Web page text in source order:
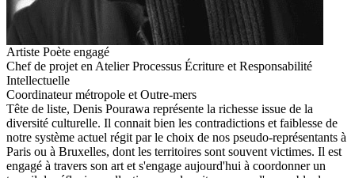
Artiste Poète engagé
Chef de projet en Atelier Processus Écriture et Responsabilité
Intellectuelle
Coordinateur métropole et Outre-mers
Tête de liste, Denis Pourawa représente la richesse issue de la
diversité culturelle. Il connait bien les contradictions et faiblesse de
notre système actuel régit par le choix de nos pseudo-représentants à
Paris ou à Bruxelles, dont les territoires sont souvent victimes. Il est
engagé à travers son art et s'engage aujourd'hui à coordonner un